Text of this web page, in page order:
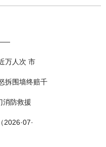
万人次 市
拆围墙终赔千
消防救援
2026·07·